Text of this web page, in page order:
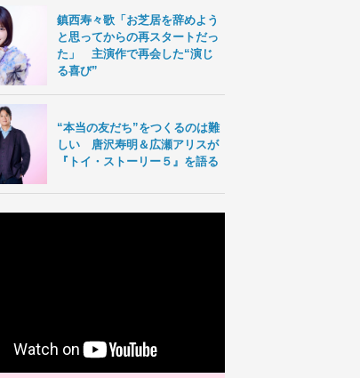
鎮西寿々歌「お芝居を辞めよう
と思ってからの再スタートだっ
た」 主演作で再会した“演じ
る喜び”
“本当の友だち”をつくるのは難
しい 唐沢寿明＆広瀬アリスが
『トイ・ストーリー５』を語る